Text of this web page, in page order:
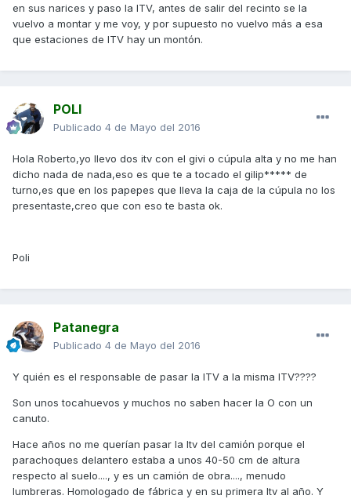
en sus narices y paso la ITV, antes de salir del recinto se la
vuelvo a montar y me voy, y por supuesto no vuelvo más a esa
que estaciones de ITV hay un montón.
POLI
Publicado 4 de Mayo del 2016
Hola Roberto,yo llevo dos itv con el givi o cúpula alta y no me han
dicho nada de nada,eso es que te a tocado el gilip***** de
turno,es que en los papepes que lleva la caja de la cúpula no los
presentaste,creo que con eso te basta ok.
Poli
Patanegra
Publicado 4 de Mayo del 2016
Y quién es el responsable de pasar la ITV a la misma ITV????
Son unos tocahuevos y muchos no saben hacer la O con un
canuto.
Hace años no me querían pasar la Itv del camión porque el
parachoques delantero estaba a unos 40-50 cm de altura
respecto al suelo...., y es un camión de obra...., menudo
lumbreras. Homologado de fábrica y en su primera Itv al año. Y